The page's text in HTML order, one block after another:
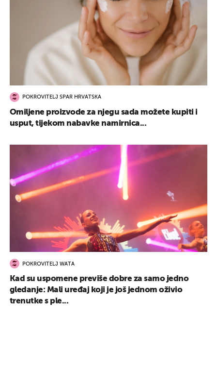
POKROVITELJ SPAR HRVATSKA
Omiljene proizvode za njegu sada možete kupiti i
usput, tijekom nabavke namirnica...
POKROVITELJ WATA
Kad su uspomene previše dobre za samo jedno
gledanje: Mali uređaj koji je još jednom oživio
trenutke s ple...